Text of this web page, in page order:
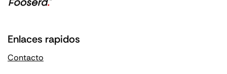
Enlaces rapidos
Contacto